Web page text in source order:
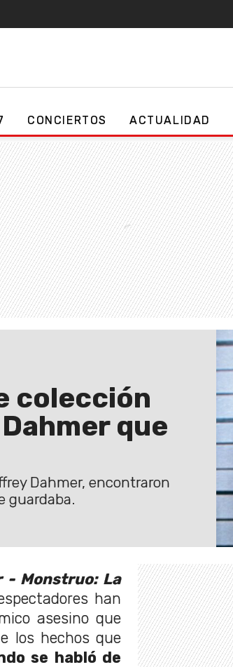
CONCIERTOS ACTUALIDAD
colección
que
Dahmer, encontraron
guardaba.
- Monstruo: La
han
asesino que
los hechos que
se habló de